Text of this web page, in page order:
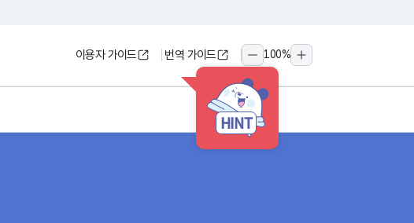
HINT
이용자 가이드 번역 가이드
축소
100%
확대